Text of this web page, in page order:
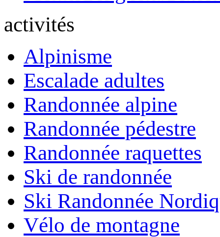
activités
Alpinisme
Escalade adultes
Randonnée alpine
Randonnée pédestre
Randonnée raquettes
Ski de randonnée
Ski Randonnée
Vélo de montagne